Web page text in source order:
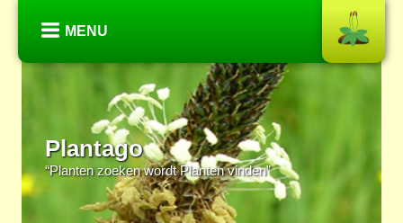
MENU
Plantago
“Planten zoeken wordt Planten vinden”